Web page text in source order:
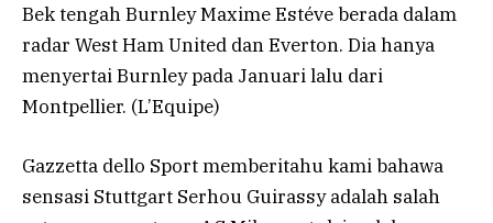
Bek tengah Burnley Maxime Estéve berada dalam
radar West Ham United dan Everton. Dia hanya
menyertai Burnley pada Januari lalu dari
Montpellier. (L’Equipe)
Gazzetta dello Sport memberitahu kami bahawa
sensasi Stuttgart Serhou Guirassy adalah salah